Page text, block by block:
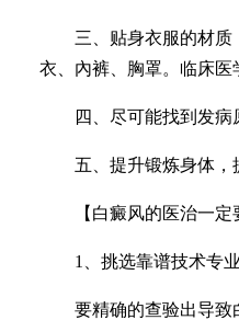
三、贴身衣服的材质，
衣、內裤、胸罩。临床医
四、尽可能找到发病原
五、提升锻炼身体，提
【白癜风的医治一定
1、挑选靠谱技术专
要精确的查验出导致白